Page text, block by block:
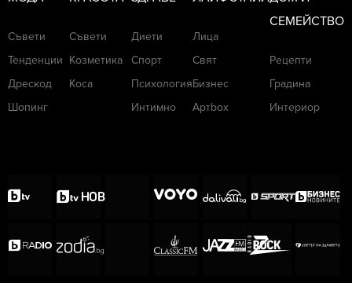
Съвети
Тенденции
Дрескод
Шопинг
Съвети
Козметика
Коса
Диети
Спорт
Психология
Интимно
Лица
Свят
Бизнес
Артbox
СЕМЕЙСТВО
Рецепти
Градина
Интериор